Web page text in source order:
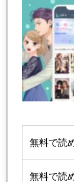
無料で読
無料で読